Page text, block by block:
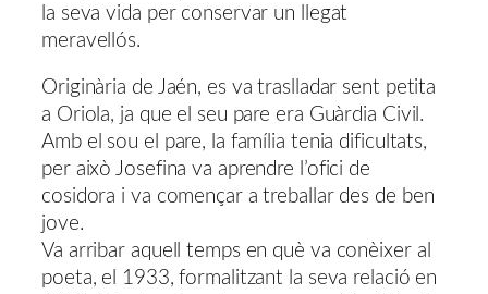
la seva vida per conservar un llegat
meravellós.
Originària de Jaén, es va traslladar sent petita
a Oriola, ja que el seu pare era Guàrdia Civil.
Amb el sou el pare, la família tenia dificultats,
per això Josefina va aprendre l’ofici de
cosidora i va començar a treballar des de ben
jove.
Va arribar aquell temps en què va conèixer al
poeta, el 1933, formalitzant la seva relació en